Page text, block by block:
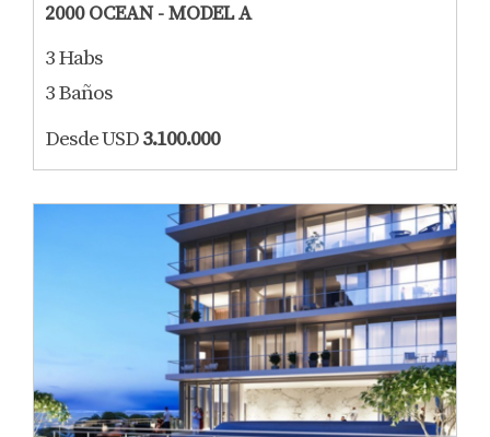
2000 OCEAN - MODEL A
3 Habs
3 Baños
Desde USD3.100.000